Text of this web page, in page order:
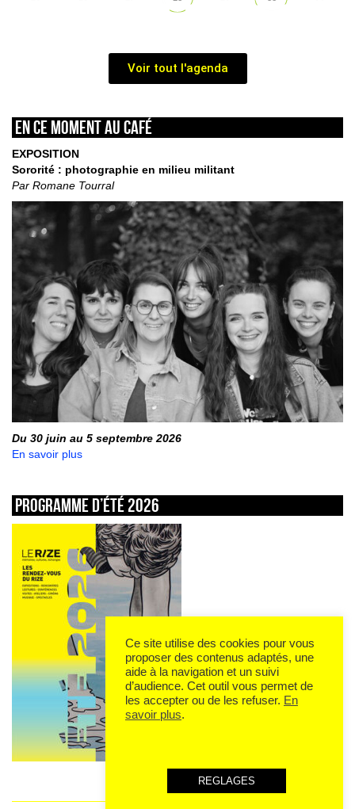
Voir tout l'agenda
En ce moment au café
EXPOSITION
Sororité : photographie en milieu militant
Par Romane Tourral
Du 30 juin au 5 septembre 2026
En savoir plus
Programme d’été 2026
Ce site utilise des cookies pour vous
proposer des contenus adaptés, une
aide à la navigation et un suivi
d’audience. Cet outil vous permet de
les accepter ou de les refuser. En
savoir plus.
REGLAGES